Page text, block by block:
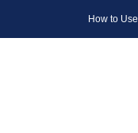
How to Use